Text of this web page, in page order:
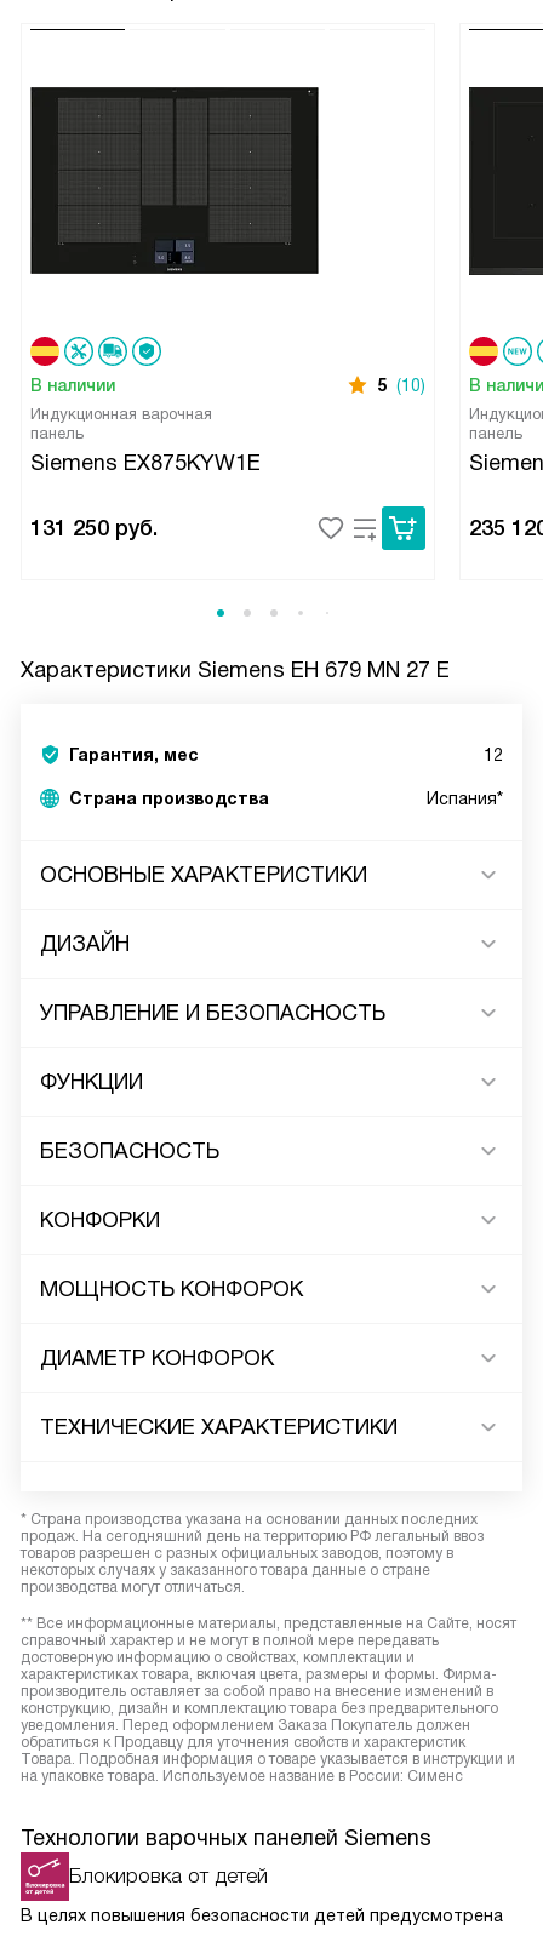
В наличии 5 (10)
Индукционная варочная
панель
Siemens EX875KYW1E
131 250 руб.
В
панель
235
Характеристики Siemens EH 679 MN 27 E
Гарантия, мес 12
Страна производства Испания*
ОСНОВНЫЕ ХАРАКТЕРИСТИКИ
ДИЗАЙН
УПРАВЛЕНИЕ И БЕЗОПАСНОСТЬ
ФУНКЦИИ
БЕЗОПАСНОСТЬ
КОНФОРКИ
МОЩНОСТЬ КОНФОРОК
ДИАМЕТР КОНФОРОК
ТЕХНИЧЕСКИЕ ХАРАКТЕРИСТИКИ
* Страна производства указана на основании данных последних
продаж. На сегодняшний день на территорию РФ легальный ввоз
товаров разрешен с разных официальных заводов, поэтому в
некоторых случаях у заказанного товара данные о стране
производства могут отличаться.
** Все информационные материалы, представленные на Сайте, носят
справочный характер и не могут в полной мере передавать
достоверную информацию о свойствах, комплектации и
характеристиках товара, включая цвета, размеры и формы. Фирма-
производитель оставляет за собой право на внесение изменений в
конструкцию, дизайн и комплектацию товара без предварительного
уведомления. Перед оформлением Заказа Покупатель должен
обратиться к Продавцу для уточнения свойств и характеристик
Товара. Подробная информация о товаре указывается в инструкции и
на упаковке товара. Используемое название в России: Сименс
Технологии варочных панелей Siemens
Блокировка от детей
В целях повышения безопасности детей предусмотрена